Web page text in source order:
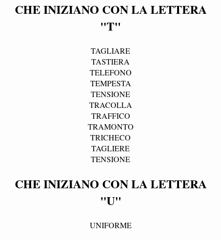
CHE INIZIANO CON LA LETTERA
"T"
TAGLIARE
TASTIERA
TELEFONO
TEMPESTA
TENSIONE
TRACOLLA
TRAFFICO
TRAMONTO
TRICHECO
TAGLIERE
TENSIONE
CHE INIZIANO CON LA LETTERA
"U"
UNIFORME